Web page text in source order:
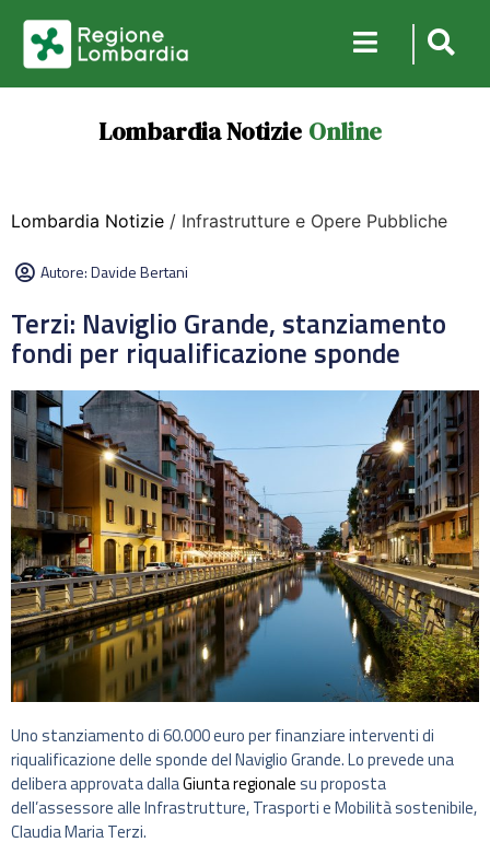
Lombardia Notizie Online
Lombardia Notizie / Infrastrutture e Opere Pubbliche
Autore:Davide Bertani
Terzi: Naviglio Grande, stanziamento
fondi per riqualificazione sponde
Uno stanziamento di 60.000 euro per finanziare interventi di
riqualificazione delle sponde del Naviglio Grande. Lo prevede una
delibera approvata dallaGiunta regionalesu proposta
dell’assessore alle Infrastrutture, Trasporti e Mobilità sostenibile,
Claudia Maria Terzi.